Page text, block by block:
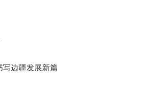
写边疆发展新篇